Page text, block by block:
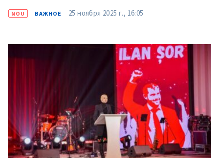
NOU ВАЖНОЕ 25 ноября 2025 г., 16:05
МОЯ НОВОСТЬ